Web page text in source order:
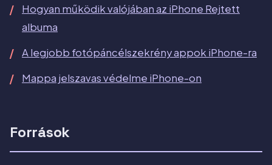
Hogyan működik valójában az iPhone Rejtett
albuma
A legjobb fotópáncélszekrény appok iPhone-ra
Mappa jelszavas védelme iPhone-on
Források